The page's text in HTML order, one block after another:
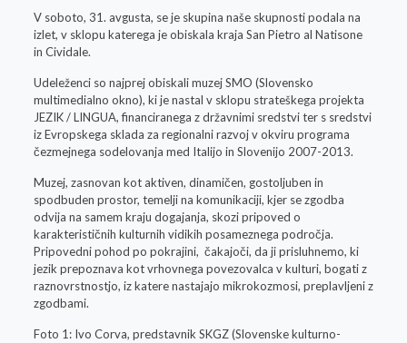
V soboto, 31. avgusta, se je skupina naše skupnosti podala na
izlet, v sklopu katerega je obiskala kraja San Pietro al Natisone
in Cividale.
Udeleženci so najprej obiskali muzej SMO (Slovensko
multimedialno okno), ki je nastal v sklopu strateškega projekta
JEZIK / LINGUA, financiranega z državnimi sredstvi ter s sredstvi
iz Evropskega sklada za regionalni razvoj v okviru programa
čezmejnega sodelovanja med Italijo in Slovenijo 2007-2013.
Muzej, zasnovan kot aktiven, dinamičen, gostoljuben in
spodbuden prostor, temelji na komunikaciji, kjer se zgodba
odvija na samem kraju dogajanja, skozi pripoved o
karakterističnih kulturnih vidikih posameznega področja.
Pripovedni pohod po pokrajini, čakajoči, da ji prisluhnemo, ki
jezik prepoznava kot vrhovnega povezovalca v kulturi, bogati z
raznovrstnostjo, iz katere nastajajo mikrokozmosi, preplavljeni z
zgodbami.
Foto 1: Ivo Corva, predstavnik SKGZ (Slovenske kulturno-